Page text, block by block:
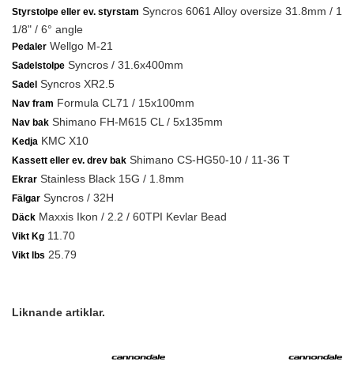
Styrstolpe eller ev. styrstam Syncros 6061 Alloy oversize 31.8mm / 1
1/8" / 6° angle
Pedaler Wellgo M-21
Sadelstolpe Syncros / 31.6x400mm
Sadel Syncros XR2.5
Nav fram Formula CL71 / 15x100mm
Nav bak Shimano FH-M615 CL / 5x135mm
Kedja KMC X10
Kassett eller ev. drev bak Shimano CS-HG50-10 / 11-36 T
Ekrar Stainless Black 15G / 1.8mm
Fälgar Syncros / 32H
Däck Maxxis Ikon / 2.2 / 60TPI Kevlar Bead
Vikt Kg 11.70
Vikt lbs 25.79
Liknande artiklar.